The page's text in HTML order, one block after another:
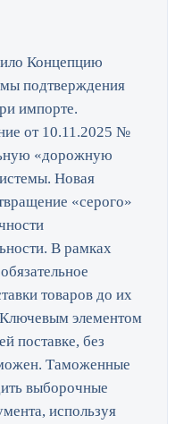
Концепцию
подтверждения
импорте.
от 10.11.2025 №
«дорожную
Новая
«серого»
В рамках
товаров до их
элементом
поставке, без
Таможенные
выборочные
используя